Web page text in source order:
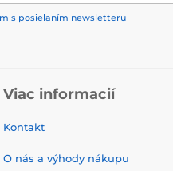
s posielaním newsletteru
Viac informacií
Kontakt
O nás a výhody nákupu